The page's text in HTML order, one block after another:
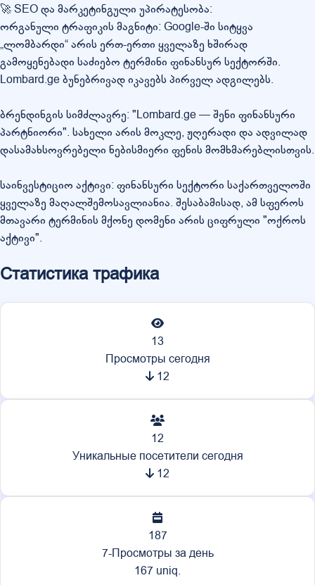
🚀 SEO და მარკეტინგული უპირატესობა:
ორგანული ტრაფიკის მაგნიტი: Google-ში სიტყვა
„ლომბარდი“ არის ერთ-ერთი ყველაზე ხშირად
გამოყენებადი საძიებო ტერმინი ფინანსურ სექტორში.
Lombard.ge ბუნებრივად იკავებს პირველ ადგილებს.
ბრენდინგის სიმძლავრე: "Lombard.ge — შენი ფინანსური
პარტნიორი". სახელი არის მოკლე, ჟღერადი და ადვილად
დასამახსოვრებელი ნებისმიერი ფენის მომხმარებლისთვის.
საინვესტიციო აქტივი: ფინანსური სექტორი საქართველოში
ყველაზე მაღალშემოსავლიანია. შესაბამისად, ამ სფეროს
მთავარი ტერმინის მქონე დომენი არის ციფრული "ოქროს
აქტივი".
Статистика трафика
13
Просмотры сегодня
12
12
Уникальные посетители сегодня
12
187
7-Просмотры за день
167 uniq.